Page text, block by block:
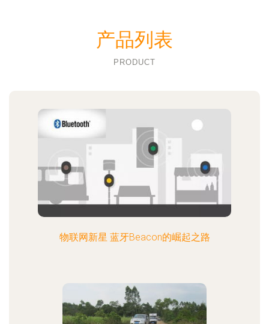
产品列表
PRODUCT
物联网新星 蓝牙Beacon的崛起之路